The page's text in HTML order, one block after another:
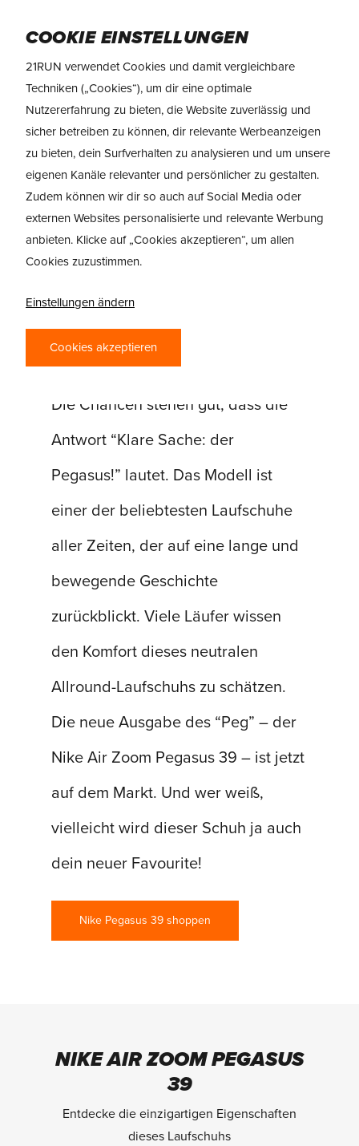
REVIEW: NIKE AIR
ZOOM PEGASUS 39
By 21RUN 29/04/2022
“Was ist dein Lieblingslaufschuh?”
Die Chancen stehen gut, dass die
Antwort “Klare Sache: der
Pegasus!” lautet. Das Modell ist
einer der beliebtesten Laufschuhe
aller Zeiten, der auf eine lange und
bewegende Geschichte
zurückblickt. Viele Läufer wissen
den Komfort dieses neutralen
Allround-Laufschuhs zu schätzen.
Die neue Ausgabe des “Peg” – der
Nike Air Zoom Pegasus 39 – ist jetzt
auf dem Markt. Und wer weiß,
vielleicht wird dieser Schuh ja auch
dein neuer Favourite!
Nike Pegasus 39 shoppen
NIKE AIR ZOOM PEGASUS
39
Entdecke die einzigartigen Eigenschaften
dieses Laufschuhs
COOKIE EINSTELLUNGEN
21RUN verwendet Cookies und damit vergleichbare
Techniken („Cookies“), um dir eine optimale
Nutzererfahrung zu bieten, die Website zuverlässig und
sicher betreiben zu können, dir relevante Werbeanzeigen
zu bieten, dein Surfverhalten zu analysieren und um unsere
eigenen Kanäle relevanter und persönlicher zu gestalten.
Zudem können wir dir so auch auf Social Media oder
externen Websites personalisierte und relevante Werbung
anbieten. Klicke auf „Cookies akzeptieren“, um allen
Cookies zuzustimmen.
Einstellungen ändern
Cookies akzeptieren